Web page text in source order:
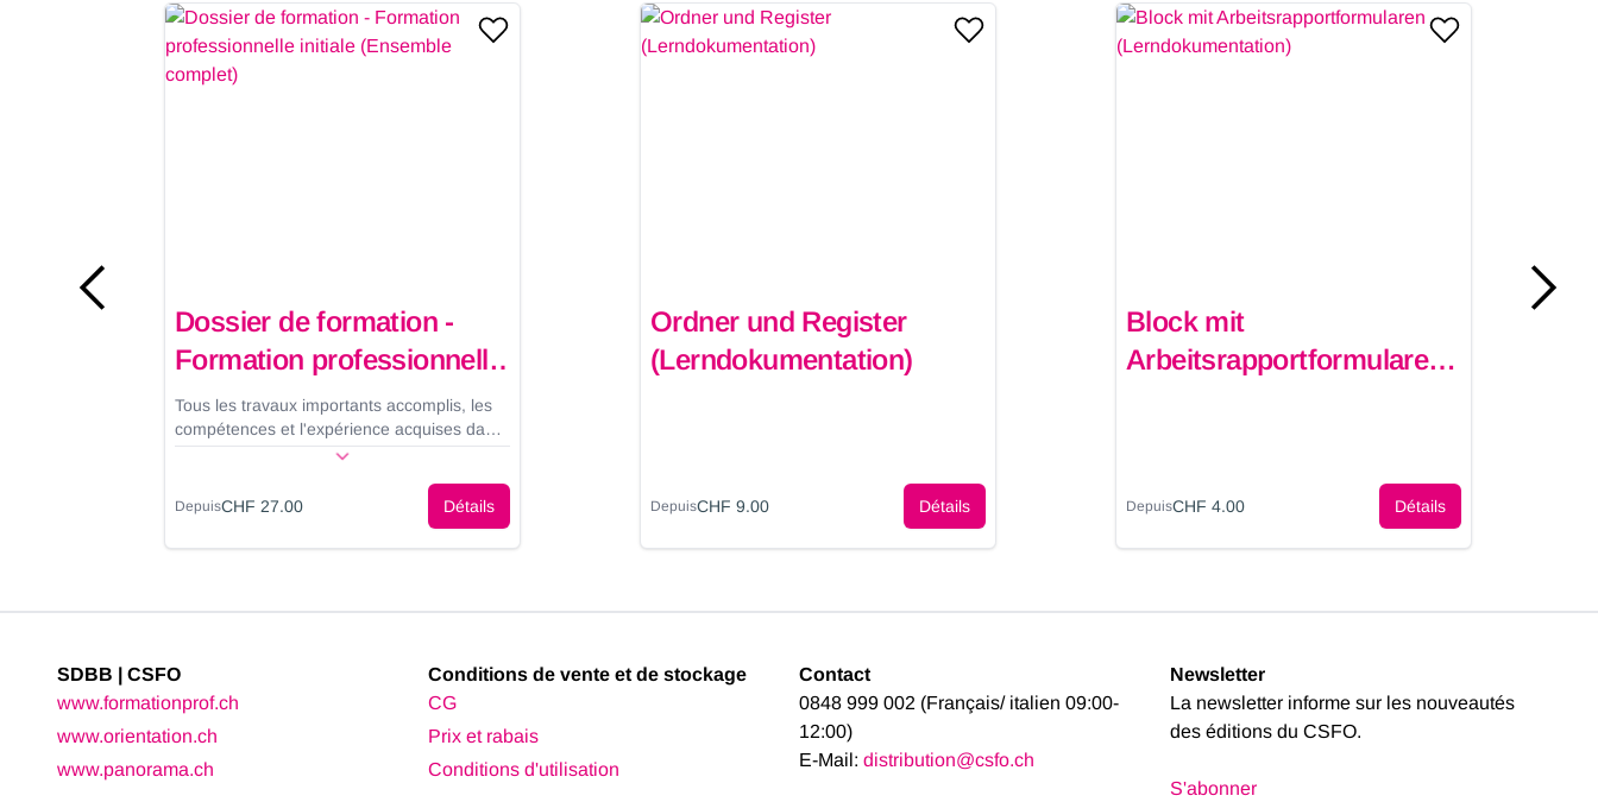
Dossier de formation -
Formation professionnelle
initiale (Ensemble
complet)
Tous les travaux importants accomplis, les
compétences et l'expérience acquises dans
l'entreprise sont consignés dans le dossier
Le dossier de formation se compose d'une
brochure «Guide d'utilisation du dossier de
formation» (partie méthodologique), d'un
rapports de travail, auxquels s'ajoutent les
DepuisCHF 27.00 Détails
Ordner und Register
(Lerndokumentation)
DepuisCHF 9.00 Détails
Block mit
Arbeitsrapportformularen
DepuisCHF 4.00 Détails
SDBB | CSFO
www.formationprof.ch
www.orientation.ch
www.panorama.ch
Conditions de vente et de stockage
CG
Prix et rabais
Conditions d'utilisation
Contact
0848 999 002 (Français/ italien 09:00-
12:00)
E-Mail: distribution@csfo.ch
Newsletter
La newsletter informe sur les nouveautés
des éditions du CSFO.
S'abonner